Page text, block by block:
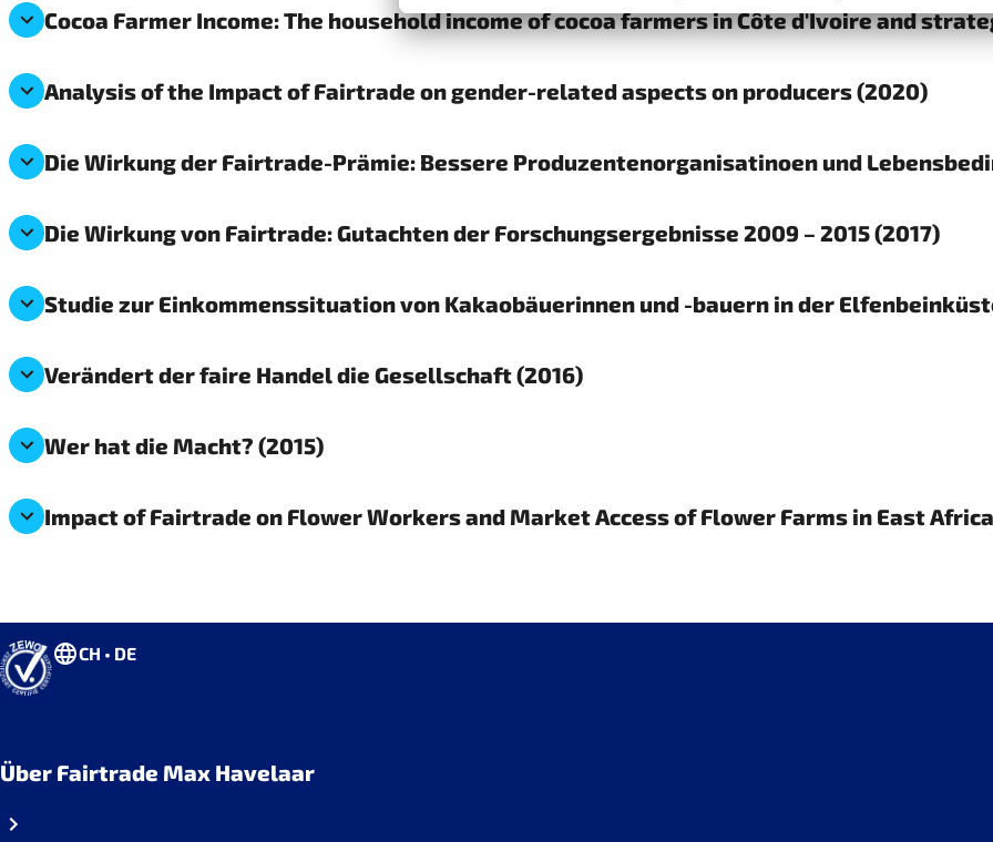
Cocoa Farmer Income: The household income of cocoa farmers in Côte d'Ivoire and
Analysis of the Impact of Fairtrade on gender-related aspects on producers (2020)
Die Wirkung der Fairtrade-Prämie: Bessere Produzentenorganisatinoen und
Die Wirkung von Fairtrade: Gutachten der Forschungsergebnisse 2009 – 2015 (2017)
Studie zur Einkommenssituation von Kakaobäuerinnen und -bauern in der
Verändert der faire Handel die Gesellschaft (2016)
Wer hat die Macht? (2015)
Impact of Fairtrade on Flower Workers and Market Access of Flower Farms in East
CH • DE
Über Fairtrade Max Havelaar